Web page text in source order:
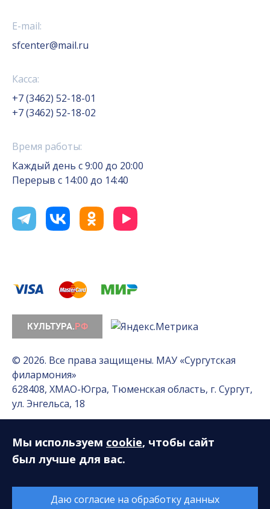
E-mail:
sfcenter@mail.ru
Касса:
+7 (3462) 52-18-01
+7 (3462) 52-18-02
Время работы:
Каждый день с 9:00 до 20:00
Перерыв с 14:00 до 14:40
© 2026. Все права защищены. МАУ «Сургутская
филармония»
628408, ХМАО-Югра, Тюменская область, г. Сургут,
ул. Энгельса, 18
Разработка сайта — Интернет-лаборатория
«Делиссимо»
Обслуживание сайта —А1 Интернет-Эксперт
Мы используем cookie, чтобы сайт
был лучше для вас.
Даю согласие на обработку данных